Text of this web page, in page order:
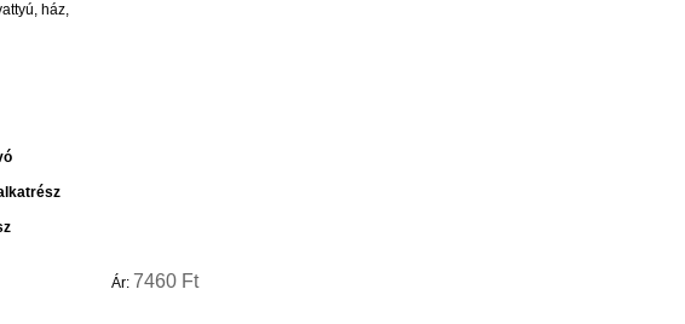
ház,
Ár: 7460 Ft